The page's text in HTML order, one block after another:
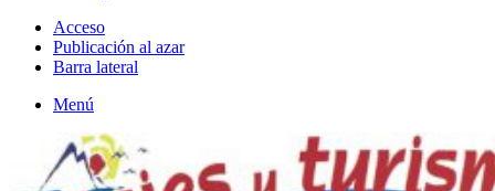
Acceso
Publicación al azar
Barra lateral
Menú